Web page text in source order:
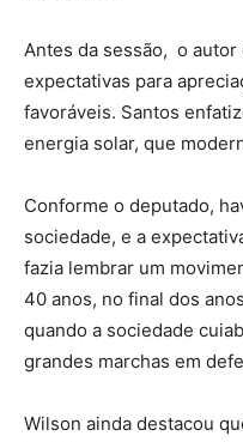
Antes da sessão, o
expectativas para
favoráveis. Santos
energia solar, que
Conforme o deputado,
sociedade, e a
fazia lembrar um
40 anos, no final dos
quando a sociedade
grandes marchas em
Wilson ainda destacou